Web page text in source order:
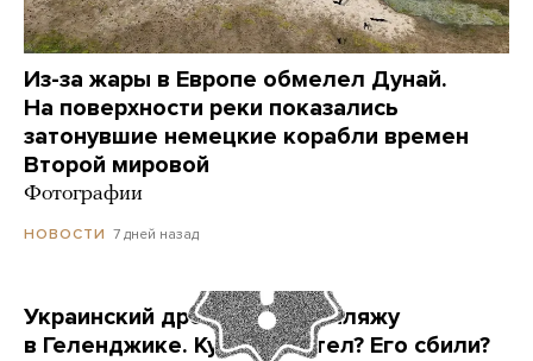
Из-за жары в Европе обмелел Дунай.
На поверхности реки показались
затонувшие немецкие корабли времен
Второй мировой
Фотографии
НОВОСТИ 7 дней назад
Украинский дрон попал по пляжу
в Геленджике. Куда он летел? Его сбили?